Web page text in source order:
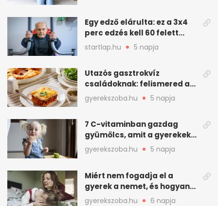
Egy edző elárulta: ez a 3x4
perc edzés kell 60 felett
mindenkinek
startlap.hu 5 napja
Utazós gasztrokvíz
családoknak: felismered az
asadót és társait?
gyerekszoba.hu 5 napja
7 C-vitaminban gazdag
gyümölcs, amit a gyerekek
is szívesen megesznek
gyerekszoba.hu 5 napja
Miért nem fogadja el a
gyerek a nemet, és hogyan
mondd ki jól?
gyerekszoba.hu 6 napja